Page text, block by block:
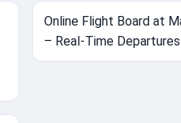
Online Flight Board at
– Real-Time